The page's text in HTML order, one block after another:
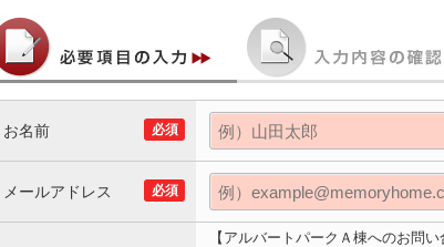
必須
お名前
必須
メールアドレス
【アルバートパークＡ棟へのお問い